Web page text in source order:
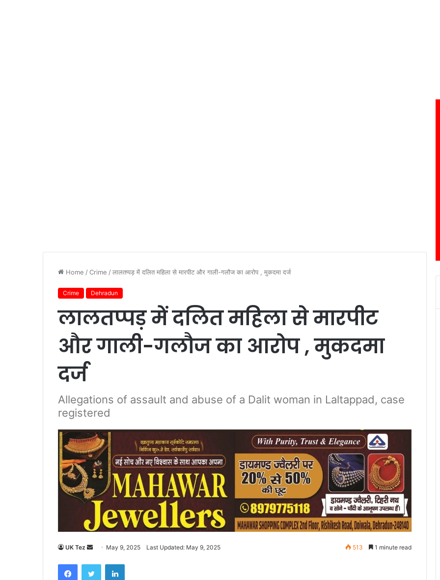
Home /Crime /लालतप्पड़ में दलित महिला से मारपीट और गाली-गलौज का आरोप , मुकदमा दर्ज
Crime Dehradun
लालतप्पड़ में दलित महिला से मारपीट
और गाली-गलौज का आरोप , मुकदमा
दर्ज
Allegations of assault and abuse of a Dalit woman in Laltappad, case
registered
UK Tez
n
May 9, 2025 Last Updated: May 9, 2025 513 1 minute read